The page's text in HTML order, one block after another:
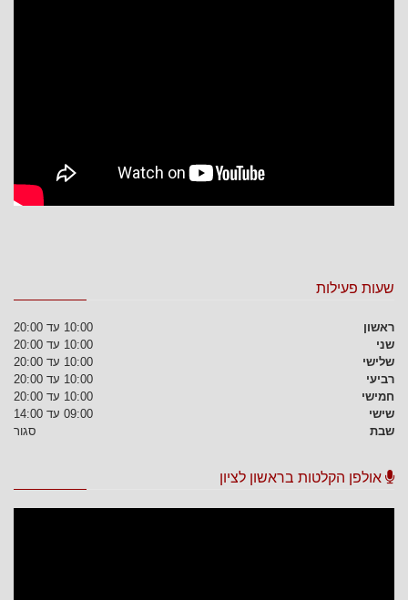
שעות פעילות
ראשון
10:00 עד 20:00
שני
10:00 עד 20:00
שלישי
10:00 עד 20:00
רביעי
10:00 עד 20:00
חמישי
10:00 עד 20:00
שישי
09:00 עד 14:00
שבת
סגור
אולפן הקלטות בראשון לציון